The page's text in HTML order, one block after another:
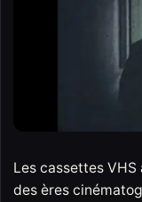
Les cassettes
des ères